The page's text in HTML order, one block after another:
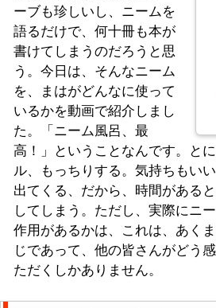
ーブも珍しいし、ニームを
語るだけで、何十冊も本が
書けてしまうのだろうと思
う。今日は、そんなニーム
を、まはがどんなに使って
いるかを動画で紹介しまし
た。「ニーム風呂、最
高！」ということなんです。と
ル、もっちりする。気持ちもい
出てくる、だから、時間がある
してしまう。ただし、実際にニ
作用があるかは、これは、あく
じであって、他の皆さんがどう
ただくしかありません。